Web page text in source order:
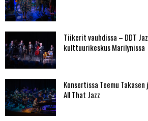
Tiikerit vauhdissa – DDT
kulttuurikeskus Marilynissa
Konsertissa Teemu
All That Jazz